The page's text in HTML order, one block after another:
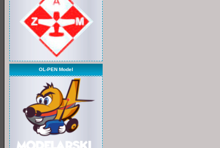
OL-PEN Model